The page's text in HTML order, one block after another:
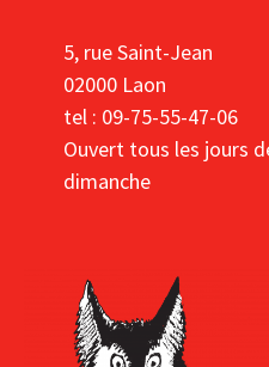
5, rue Saint-Jean
02000 Laon
tel : 09-75-55-47-06
Ouvert tous les jours
dimanche